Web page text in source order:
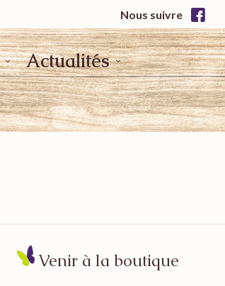
Nous suivre
Actualités
Venir à la boutique